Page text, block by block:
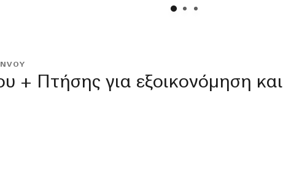
+ Πτήσης για εξοικονόμηση και